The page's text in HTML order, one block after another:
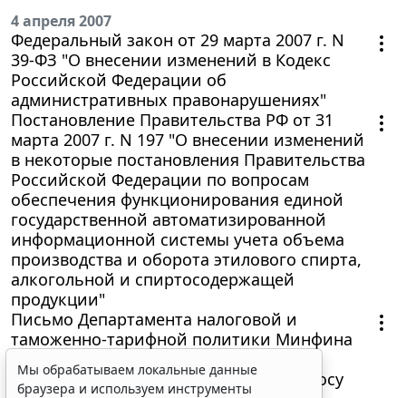
4 апреля 2007
Федеральный закон от 29 марта 2007 г. N
39-ФЗ "О внесении изменений в Кодекс
Российской Федерации об
административных правонарушениях"
Постановление Правительства РФ от 31
марта 2007 г. N 197 "О внесении изменений
в некоторые постановления Правительства
Российской Федерации по вопросам
обеспечения функционирования единой
государственной автоматизированной
информационной системы учета объема
производства и оборота этилового спирта,
алкогольной и спиртосодержащей
продукции"
Письмо Департамента налоговой и
таможенно-тарифной политики Минфина
"Ответ на запрос ФНС России по вопросу
Мы обрабатываем локальные данные
браузера и используем инструменты